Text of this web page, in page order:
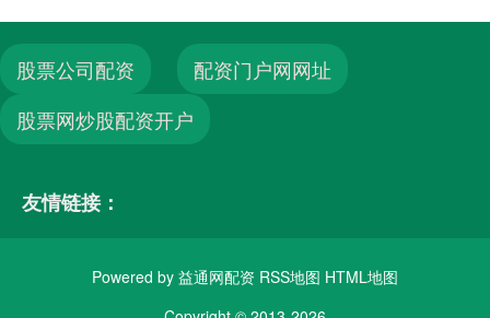
股票公司配资
配资门户网网址
股票网炒股配资开户
友情链接：
Powered by 益通网配资 RSS地图 HTML地图